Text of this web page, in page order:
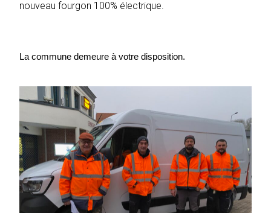
nouveau fourgon 100% électrique.
La commune demeure à votre disposition.